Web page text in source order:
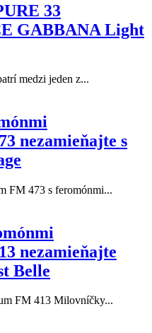
33
GABBANA Light
medzi jeden z...
nezamieňajte s
FM 473 s feromónmi...
nezamieňajte
Belle
FM 413 Milovníčky...